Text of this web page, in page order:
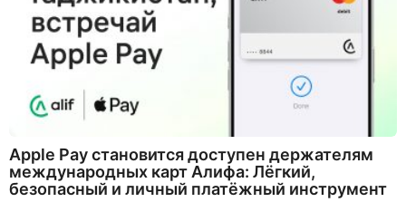
Apple Pay становится доступен держателям
международных карт Алифа: Лёгкий,
безопасный и личный платёжный инструмент